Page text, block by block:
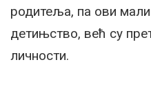
родитеља, па ови
детињство, већ су
личности.